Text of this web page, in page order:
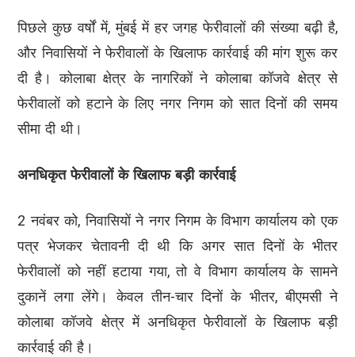
पिछले कुछ वर्षों में, मुंबई में हर जगह फेरीवालों की संख्या बढ़ी है,
और निवासियों ने फेरीवालों के खिलाफ कार्रवाई की मांग शुरू कर
दी है। कोलाबा क्षेत्र के नागरिकों ने कोलाबा कॉजवे क्षेत्र से
फेरीवालों को हटाने के लिए नगर निगम को सात दिनों की समय
सीमा दी थी।
अनधिकृत फेरीवालों के खिलाफ बड़ी कार्रवाई
2 नवंबर को, निवासियों ने नगर निगम के विभाग कार्यालय को एक
पत्र भेजकर चेतावनी दी थी कि अगर सात दिनों के भीतर
फेरीवालों को नहीं हटाया गया, तो वे विभाग कार्यालय के सामने
दुकानें लगा लेंगे। केवल तीन-चार दिनों के भीतर, बीएमसी ने
कोलाबा कॉजवे क्षेत्र में अनधिकृत फेरीवालों के खिलाफ बड़ी
कार्रवाई की है।